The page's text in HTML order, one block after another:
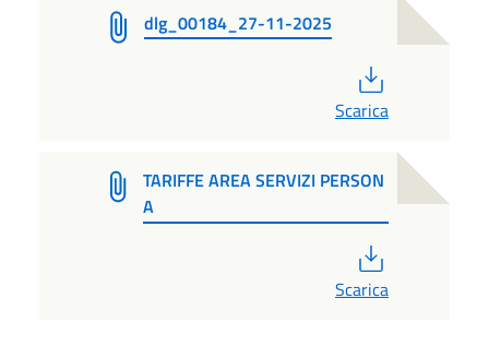
dlg_00184_27-11-2025
Scarica
TARIFFE AREA SERVIZI PERSON
A
Scarica